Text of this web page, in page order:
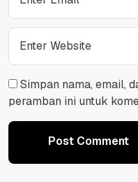
Simpan nama, email,
peramban ini untuk
Post Comment